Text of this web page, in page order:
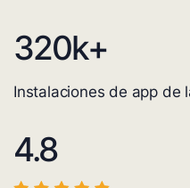
320k+
Instalaciones de app de
4.8